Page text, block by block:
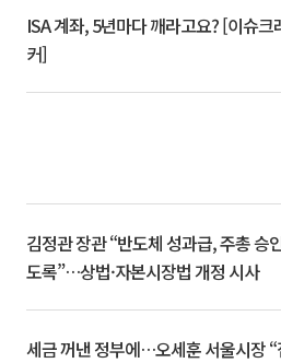
ISA 계좌, 5년마다 깨라고요? [이슈크
커]
김정관 장관 “반도체 성과급, 주총 승
도록”…상법·자본시장법 개정 시사
세금 꺼낸 정부에…오세훈 서울시장